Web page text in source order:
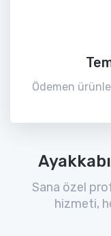
Ödemen
Sana özel
hizmeti,